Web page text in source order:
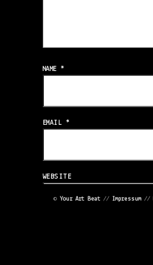
NAME*
EMAIL *
WEBSITE
© Your Art Beat // Impressum//